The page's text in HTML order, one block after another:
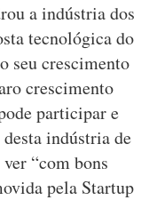
a indústria dos
tecnológica do
seu crescimento
crescimento
participar e
indústria de
“com bons
pela Startup